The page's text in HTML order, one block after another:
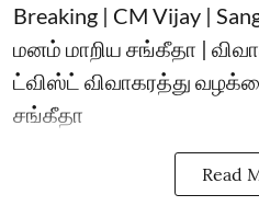
Breaking | CM Vijay |
மனம் மாறிய சங்கீதா |
ட்விஸ்ட் விவாகரத்து
சங்கீதா
Read